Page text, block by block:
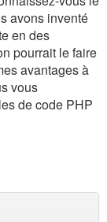
avons inventé
en des
pourrait le faire
avantages à
vous
de code PHP